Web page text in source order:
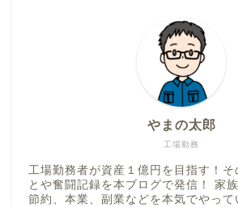
工場勤務
やまの太郎
工場勤務者が資産１億円を目指す！そ
とや奮闘記録を本ブログで発信！ 家
節約、本業、副業などを本気でやって